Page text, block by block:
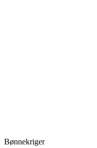
Bønne­kriger